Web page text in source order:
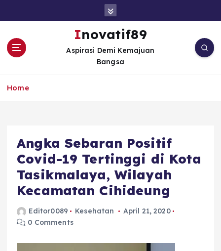
Inovatif89
Aspirasi Demi Kemajuan
Bangsa
Home
Angka Sebaran Positif
Covid-19 Tertinggi di Kota
Tasikmalaya, Wilayah
Kecamatan Cihideung
Editor0089 Kesehatan
April 21, 2020
0 Comments